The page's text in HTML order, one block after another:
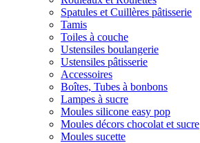
Spatules et Cuillères pâtisserie
Tamis
Toiles à couche
Ustensiles boulangerie
Ustensiles pâtisserie
Accessoires
Boîtes, Tubes à bonbons
Lampes à sucre
Moules silicone easy pop
Moules décors chocolat et sucre
Moules sucette